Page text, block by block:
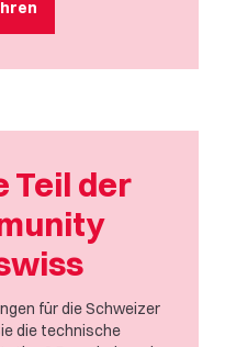
Teil der
für die Schweizer
die technische